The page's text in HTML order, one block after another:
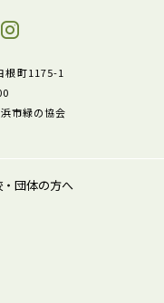
町1175-1
市緑の協会
団体の方へ